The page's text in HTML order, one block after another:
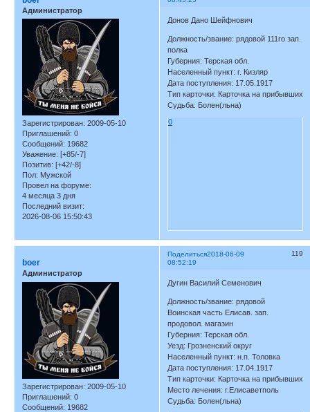
Администратор
Зарегистрирован: 2009-05-10
Приглашений: 0
Сообщений: 19682
Уважение: [+85/-7]
Позитив: [+42/-8]
Пол: Мужской
Провел на форуме:
4 месяца 3 дня
Последний визит:
2026-08-06 15:50:43
Донов Дано Шейфнович
Должность/звание: рядовой 111го зап.
полка
Губерния: Терская обл.
Населенный пункт: г. Кизляр
Дата поступления: 17.05.1917
Тип карточки: Карточка на прибывших
Судьба: Болен(льна)
0
Поделиться 119
2018-06-09
08:52:19
boer
Администратор
Зарегистрирован: 2009-05-10
Приглашений: 0
Сообщений: 19682
Дугин Василий Семенович
Должность/звание: рядовой
Воинская часть Елисав. зап.
продовол. магазин
Губерния: Терская обл.
Уезд: Грозненский округ
Населенный пункт: н.п. Толовка
Дата поступления: 17.04.1917
Тип карточки: Карточка на прибывших
Место лечения: г.Елисаветполь
Судьба: Болен(льна)